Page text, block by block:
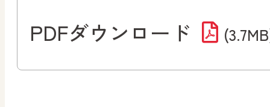
PDFダウンロード